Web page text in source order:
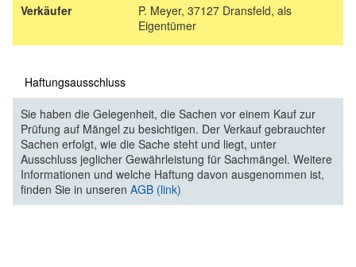
Verkäufer
P. Meyer, 37127 Dransfeld, als
Eigentümer
Haftungsausschluss
Sie haben die Gelegenheit, die Sachen vor einem Kauf zur
Prüfung auf Mängel zu besichtigen. Der Verkauf gebrauchter
Sachen erfolgt, wie die Sache steht und liegt, unter
Ausschluss jeglicher Gewährleistung für Sachmängel. Weitere
Informationen und welche Haftung davon ausgenommen ist,
finden Sie in unseren AGB (link)